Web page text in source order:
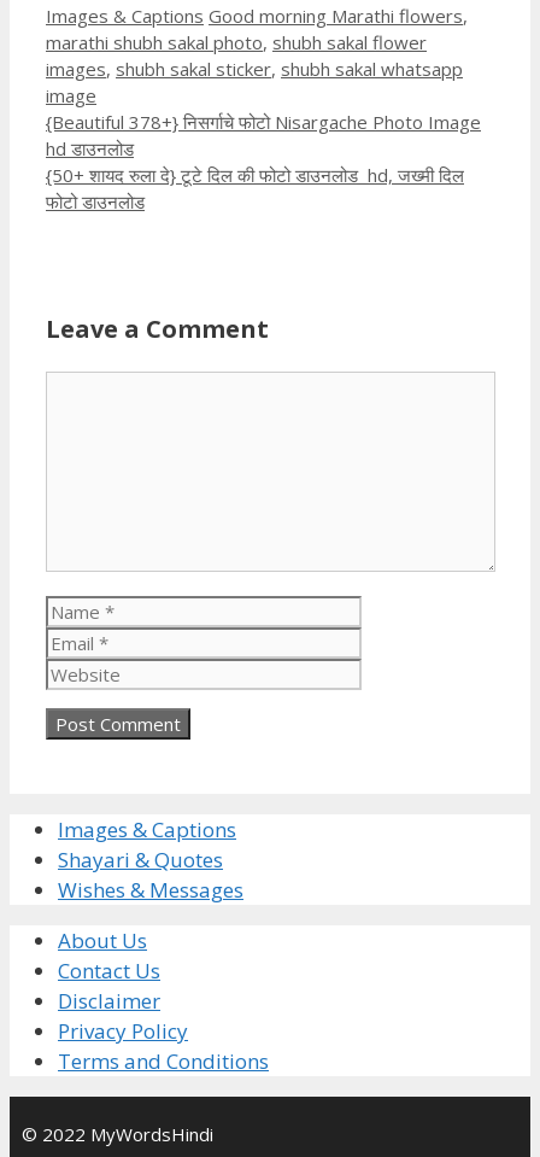
Categories
Images & Captions Tags
Good morning Marathi flowers,
marathi shubh sakal photo, shubh sakal flower
images, shubh sakal sticker, shubh sakal whatsapp
image
{Beautiful 378+} निसर्गाचे फोटो Nisargache Photo Image
hd डाउनलोड
{50+ शायद रुला दे} टूटे दिल की फोटो डाउनलोड hd, जख्मी दिल
फोटो डाउनलोड
Leave a Comment
Name
Images & Captions
Shayari & Quotes
Wishes & Messages
About Us
Contact Us
Disclaimer
Privacy Policy
Terms and Conditions
© 2022 MyWordsHindi